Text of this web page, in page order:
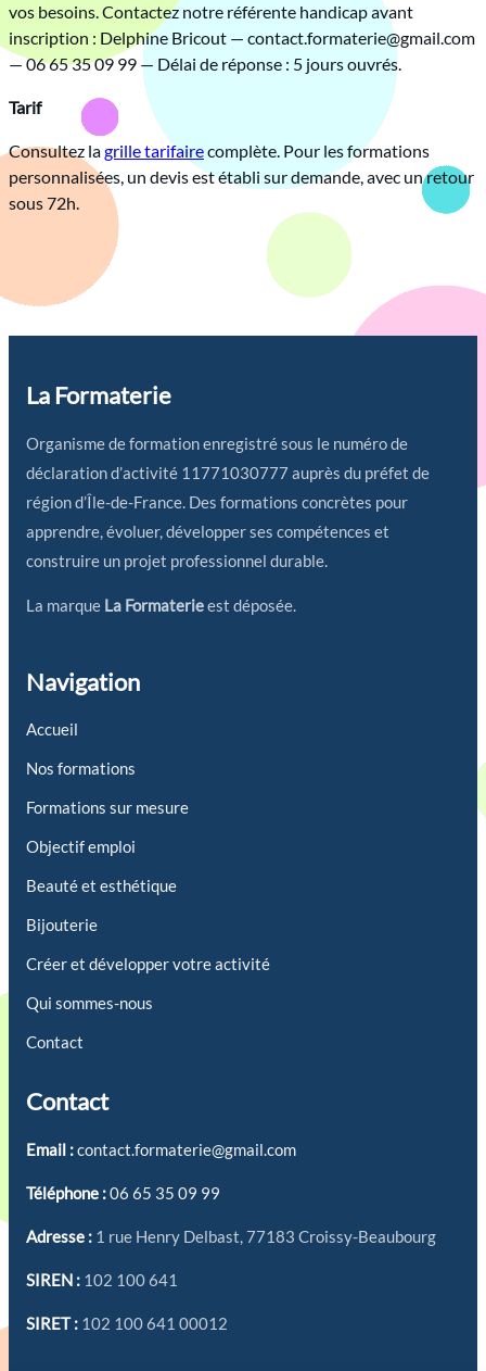
vos besoins. Contactez notre référente handicap avant
inscription : Delphine Bricout — contact.formaterie@gmail.com
— 06 65 35 09 99 — Délai de réponse : 5 jours ouvrés.
Tarif
Consultez lagrille tarifairecomplète. Pour les formations
personnalisées, un devis est établi sur demande, avec un retour
sous 72h.
La Formaterie
Organisme de formation enregistré sous le numéro de
déclaration d’activité 11771030777 auprès du préfet de
région d’Île-de-France. Des formations concrètes pour
apprendre, évoluer, développer ses compétences et
construire un projet professionnel durable.
La marque La Formaterieest déposée.
Navigation
Accueil
Nos formations
Formations sur mesure
Objectif emploi
Beauté et esthétique
Bijouterie
Créer et développer votre activité
Qui sommes-nous
Contact
Contact
Email :contact.formaterie@gmail.com
Téléphone :06 65 35 09 99
Adresse : 1 rue Henry Delbast, 77183 Croissy-Beaubourg
SIREN : 102 100 641
SIRET : 102 100 641 00012